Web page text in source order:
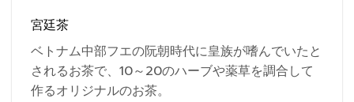
宮廷茶
ベトナム中部フエの阮朝時代に皇族が嗜んでいたと
されるお茶で、10～20のハーブや薬草を調合して
作るオリジナルのお茶。